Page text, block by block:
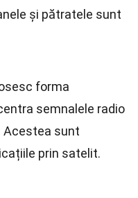
și pătratele sunt
forma
semnalele radio
Acestea sunt
prin satelit.